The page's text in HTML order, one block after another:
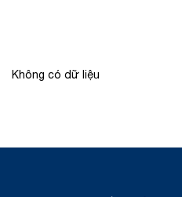
Không có dữ liệu